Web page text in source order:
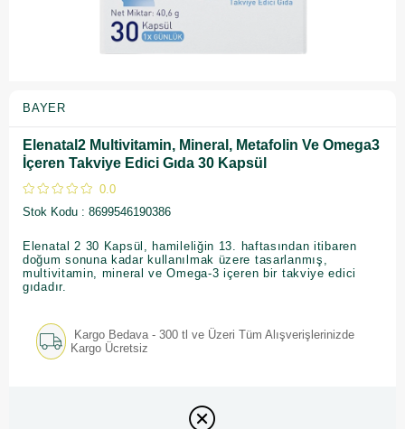
BAYER
Elenatal2 Multivitamin, Mineral, Metafolin Ve Omega3
İçeren Takviye Edici Gıda 30 Kapsül
0.0
Stok Kodu
8699546190386
Elenatal 2 30 Kapsül, hamileliğin 13. haftasından itibaren
doğum sonuna kadar kullanılmak üzere tasarlanmış,
multivitamin, mineral ve Omega-3 içeren bir takviye edici
gıdadır.
Kargo Bedava - 300 tl ve Üzeri Tüm Alışverişlerinizde
Kargo Ücretsiz